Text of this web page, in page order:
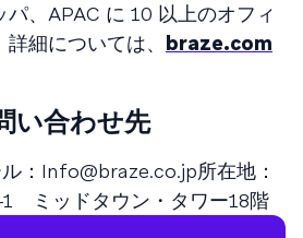
パ、APAC に 10 以上のオフィ
細については、 braze.com
い合わせ先
： Info@braze.co.jp所在地：
1 ミッドタウン・タワー18階